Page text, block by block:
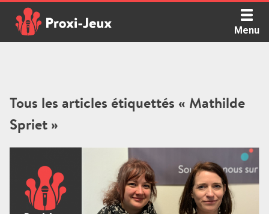
content
Menu
Tous les articles étiquettés « Mathilde
Spriet »